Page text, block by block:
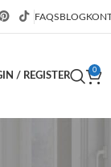
FAQSBLOG
/ REGISTER
0